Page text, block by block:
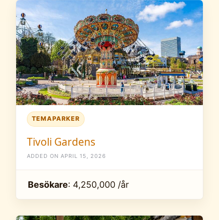
TEMAPARKER
Tivoli Gardens
ADDED ON APRIL 15, 2026
Besökare: 4,250,000 /år